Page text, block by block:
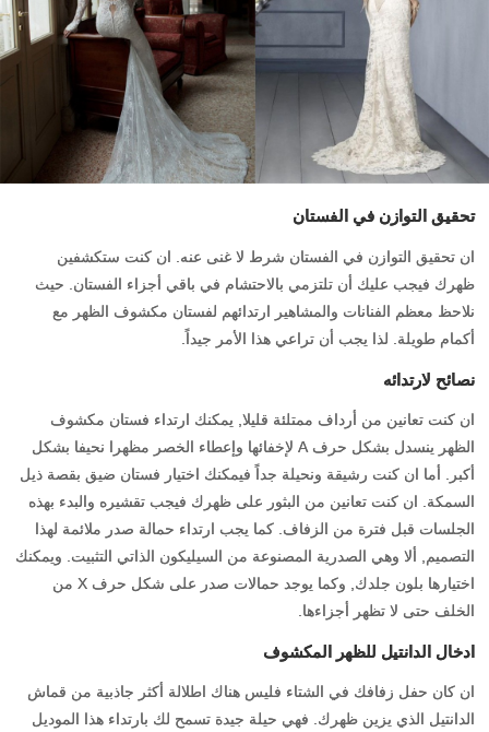
تحقيق التوازن في الفستان
ان تحقيق التوازن في الفستان شرط لا غنى عنه. ان كنت ستكشفين
ظهرك فيجب عليك أن تلتزمي بالاحتشام في باقي أجزاء الفستان. حيث
نلاحظ معظم الفنانات والمشاهير ارتدائهم لفستان مكشوف الظهر مع
أكمام طويلة. لذا يجب أن تراعي هذا الأمر جيداً.
نصائح لارتدائه
ان كنت تعانين من أرداف ممتلئة قليلا, يمكنك ارتداء فستان مكشوف
الظهر ينسدل بشكل حرف A لإخفائها وإعطاء الخصر مظهرا نحيفا بشكل
أكبر. أما ان كنت رشيقة ونحيلة جداً فيمكنك اختيار فستان ضيق بقصة ذيل
السمكة. ان كنت تعانين من البثور على ظهرك فيجب تقشيره والبدء بهذه
الجلسات قبل فترة من الزفاف. كما يجب ارتداء حمالة صدر ملائمة لهذا
التصميم, ألا وهي الصدرية المصنوعة من السيليكون الذاتي التثبيت. ويمكنك
اختيارها بلون جلدك, وكما يوجد حمالات صدر على شكل حرف X من
الخلف حتى لا تظهر أجزاءها.
ادخال الدانتيل للظهر المكشوف
ان كان حفل زفافك في الشتاء فليس هناك اطلالة أكثر جاذبية من قماش
الدانتيل الذي يزين ظهرك. فهي حيلة جيدة تسمح لك بارتداء هذا الموديل